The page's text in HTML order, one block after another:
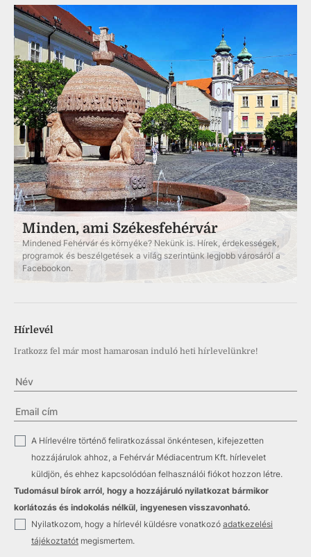
Minden, ami Székesfehérvár
Mindened Fehérvár és környéke? Nekünk is. Hírek, érdekességek,
programok és beszélgetések a világ szerintünk legjobb városáról a
Facebookon.
Hírlevél
Iratkozz fel már most hamarosan induló heti hírlevelünkre!
A Hírlevélre történő feliratkozással önkéntesen, kifejezetten
hozzájárulok ahhoz, a Fehérvár Médiacentrum Kft. hírlevelet
küldjön, és ehhez kapcsolódóan felhasználói fiókot hozzon létre.
Tudomásul bírok arról, hogy a hozzájáruló nyilatkozat bármikor
korlátozás és indokolás nélkül, ingyenesen visszavonható.
Nyilatkozom, hogy a hírlevél küldésre vonatkozó adatkezelési
tájékoztatót megismertem.